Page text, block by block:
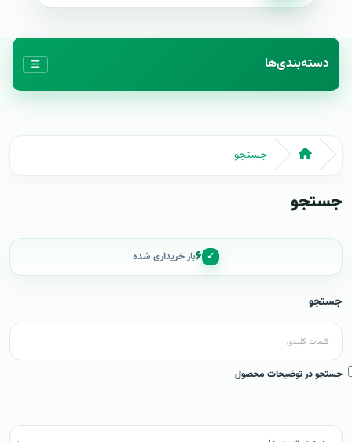
دسته‌بندی‌ها
جستجو
جستجو
✓ ۶بار خریداری شده
جستجو
جستجو در توضیحات محصول